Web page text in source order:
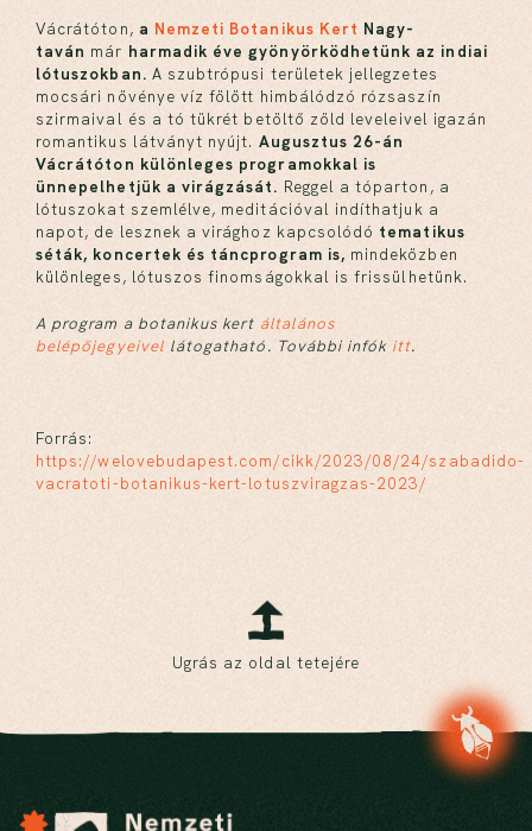
Vácrátóton, a Nemzeti Botanikus Kert Nagy-
taván már harmadik éve gyönyörködhetünk az indiai
lótuszokban. A szubtrópusi területek jellegzetes
mocsári növénye víz fölött himbálódzó rózsaszín
szirmaival és a tó tükrét betöltő zöld leveleivel igazán
romantikus látványt nyújt. Augusztus 26-án
Vácrátóton különleges programokkal is
ünnepelhetjük a virágzását. Reggel a tóparton, a
lótuszokat szemlélve, meditációval indíthatjuk a
napot, de lesznek a virághoz kapcsolódó tematikus
séták, koncertek és táncprogram is, mindeközben
különleges, lótuszos finomságokkal is frissülhetünk.
A program a botanikus kert általános
belépőjegyeivel látogatható. További infók itt.
Forrás:
https://welovebudapest.com/cikk/2023/08/24/szabadido-
vacratoti-botanikus-kert-lotuszviragzas-2023/
Ugrás az oldal tetejére